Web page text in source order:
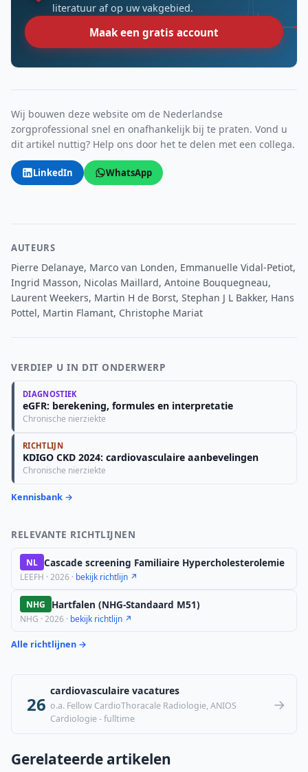
literatuur af op uw vakgebied.
Maak een gratis account
Wij bouwen deze website om de Nederlandse
zorgprofessional snel en onafhankelijk bij te praten. Vond u
dit artikel nuttig? Help ons door het te delen met een collega.
LinkedIn WhatsApp
AUTEURS
Pierre Delanaye, Marco van Londen, Emmanuelle Vidal-Petiot,
Ingrid Masson, Nicolas Maillard, Antoine Bouquegneau,
Laurent Weekers, Martin H de Borst, Stephan J L Bakker, Hans
Pottel, Martin Flamant, Christophe Mariat
VERDIEP U IN DIT ONDERWERP
DIAGNOSTIEK
eGFR: berekening, formules en interpretatie
Chronische nierziekte
RICHTLIJN
KDIGO CKD 2024: cardiovasculaire aanbevelingen
Chronische nierziekte
Kennisbank →
RELEVANTE RICHTLIJNEN
NL Cascade screening Familiaire Hypercholesterolemie
LEEFH · 2026 · bekijk richtlijn ↗
NHG Hartfalen (NHG-Standaard M51)
NHG · 2026 · bekijk richtlijn ↗
Alle richtlijnen →
26
cardiovasculaire vacatures
o.a. Fellow CardioThoracale Radiologie, ANIOS
Cardiologie - fulltime
→
Gerelateerde artikelen